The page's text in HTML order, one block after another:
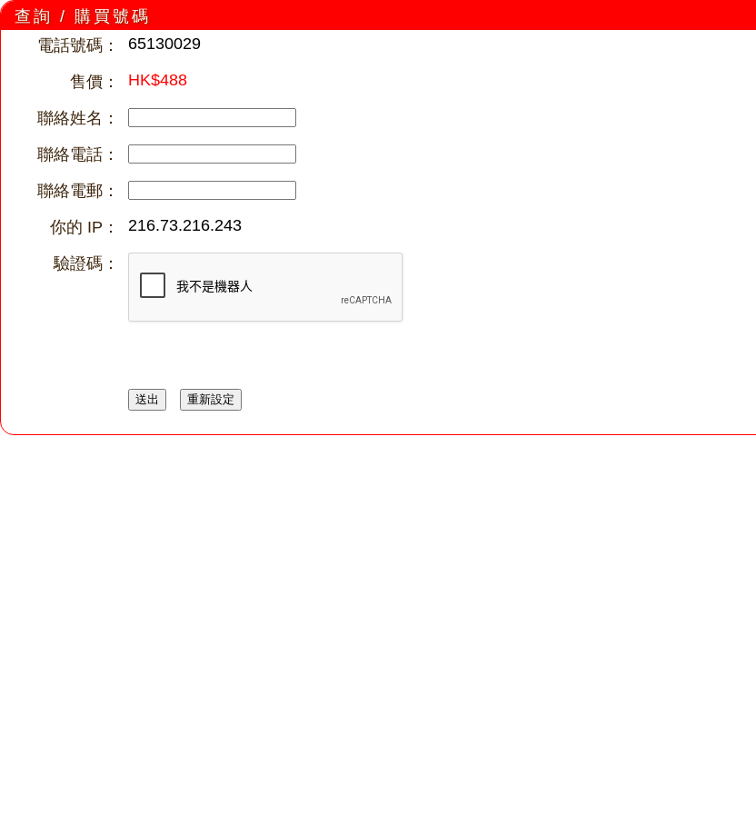
查詢 / 購買號碼
電話號碼：
65130029
售價： HK$488
聯絡姓名：
聯絡電話：
聯絡電郵：
你的 IP：
216.73.216.243
驗證碼：